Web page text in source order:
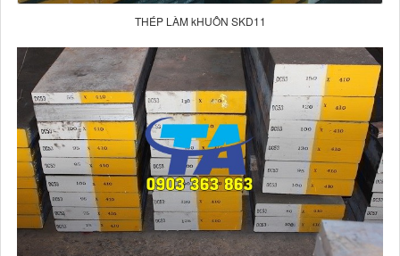
THÉP LÀM kHUÔN SKD11